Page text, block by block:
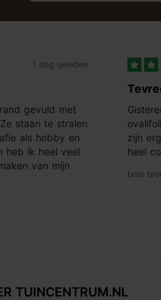
1 dag geleden
gevuld met
staan te stralen
als hobby en
heb ik heel veel
van mijn
zijn
heel
bma
TUINCENTRUM.NL